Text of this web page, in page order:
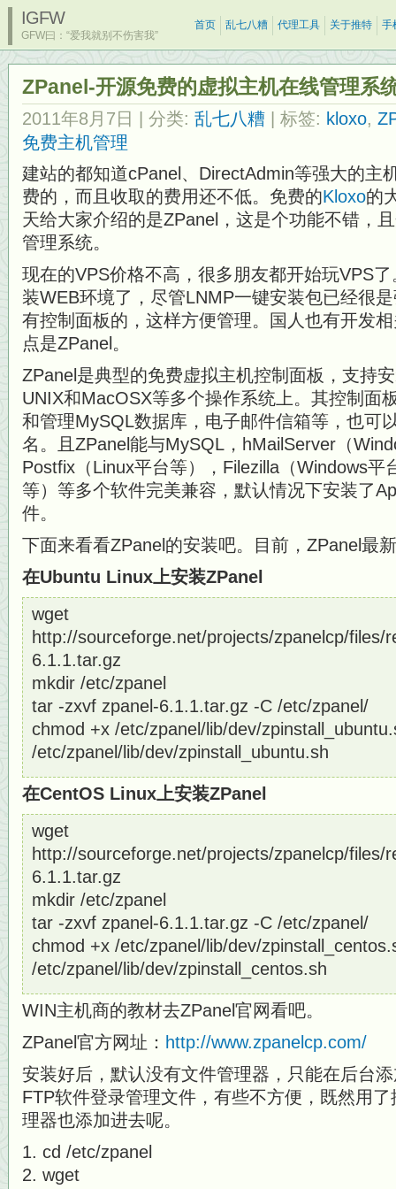
IGFW
GFW曰：“爱我就别不伤害我”
首页 乱七八糟 代理工具 关于推特 手
ZPanel-开源免费的虚拟主机在线管理系
2011年8月7日 | 分类: 乱七八糟 | 标签: kloxo,
免费主机管理
建站的都知道cPanel、DirectAdmin等强大的主
费的，而且收取的费用还不低。免费的Kloxo的
天给大家介绍的是ZPanel，这是个功能不错，
管理系统。
现在的VPS价格不高，很多朋友都开始玩VPS
装WEB环境了，尽管LNMP一键安装包已经很
有控制面板的，这样方便管理。国人也有开发
点是ZPanel。
ZPanel是典型的免费虚拟主机控制面板，支持
UNIX和MacOSX等多个操作系统上。其控制面
和管理MySQL数据库，电子邮件信箱等，也可
名。且ZPanel能与MySQL，hMailServer（
Postfix（Linux平台等），Filezilla（Windows平
等）等多个软件完美兼容，默认情况下安装了
件。
下面来看看ZPanel的安装吧。目前，ZPanel最
在Ubuntu Linux上安装ZPanel
wget
http://sourceforge.net/projects/zpanelcp/files/
6.1.1.tar.gz
mkdir /etc/zpanel
tar -zxvf zpanel-6.1.1.tar.gz -C /etc/zpanel/
chmod +x /etc/zpanel/lib/dev/
/etc/zpanel/lib/dev/zpinstall_ubuntu.sh
在CentOS Linux上安装ZPanel
wget
http://sourceforge.net/projects/zpanelcp/files/
6.1.1.tar.gz
mkdir /etc/zpanel
tar -zxvf zpanel-6.1.1.tar.gz -C /etc/zpanel/
chmod +x /etc/zpanel/lib/dev/
/etc/zpanel/lib/dev/zpinstall_centos.sh
WIN主机商的教材去ZPanel官网看吧。
ZPanel官方网址： http://www.zpanelcp.com/
安装好后，默认没有文件管理器，只能在后台
FTP软件登录管理文件，有些不方便，既然用
理器也添加进去呢。
cd /etc/zpanel
wget